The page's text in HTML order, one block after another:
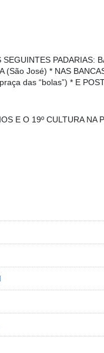
SEGUINTES
(São José) * NAS
das “bolas”) * E
E O 19º CULTURA NA